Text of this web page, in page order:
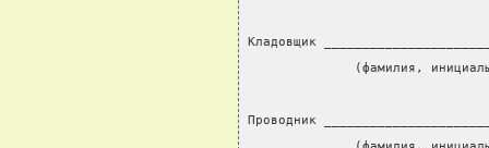
Кладовщик
(фамилия,
Проводник